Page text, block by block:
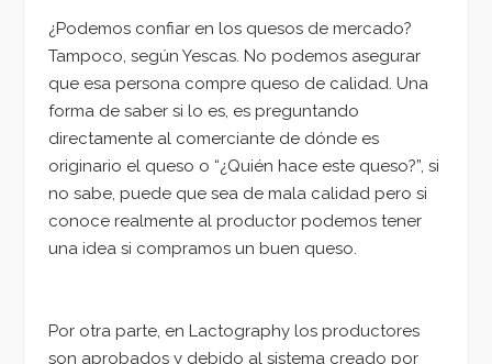
¿Podemos confiar en los quesos de mercado?
Tampoco, según Yescas. No podemos asegurar
que esa persona compre queso de calidad. Una
forma de saber si lo es, es preguntando
directamente al comerciante de dónde es
originario el queso o “¿Quién hace este queso?”, si
no sabe, puede que sea de mala calidad pero si
conoce realmente al productor podemos tener
una idea si compramos un buen queso.
Por otra parte, en Lactography los productores
son aprobados y debido al sistema creado por